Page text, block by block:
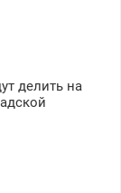
делить на